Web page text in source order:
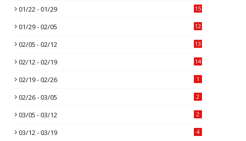
01/22 - 01/29 15
01/29 - 02/05 12
02/05 - 02/12 13
02/12 - 02/19 14
02/19 - 02/26 1
02/26 - 03/05 2
03/05 - 03/12 2
03/12 - 03/19 4